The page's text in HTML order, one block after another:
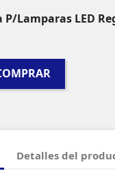
Lamparas LED
Detalles del